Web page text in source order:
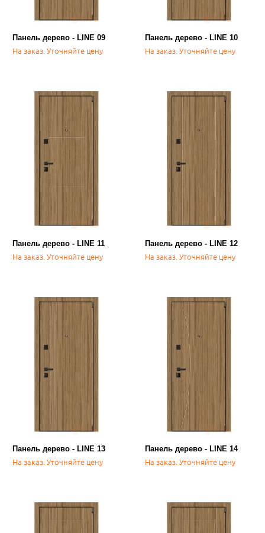
Панель дерево - LINE 09
На заказ. Уточняйте цену
Панель дерево - LINE 10
На заказ. Уточняйте цену
Панель дерево - LINE 11
На заказ. Уточняйте цену
Панель дерево - LINE 12
На заказ. Уточняйте цену
Панель дерево - LINE 13
На заказ. Уточняйте цену
Панель дерево - LINE 14
На заказ. Уточняйте цену